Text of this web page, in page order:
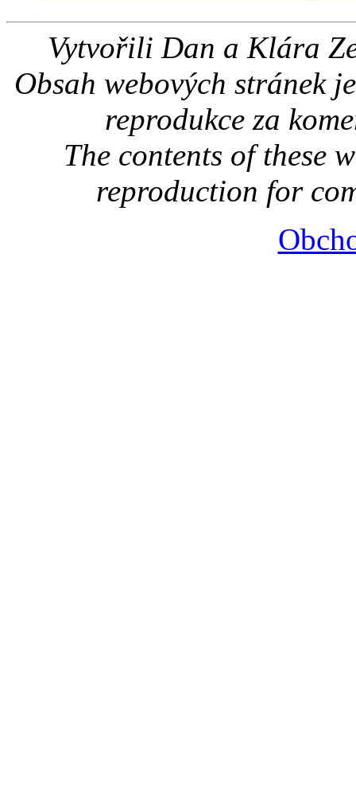
Vytvořili Dan a Klára
Obsah webových stránek
reprodukce za
The contents of these
reproduction for